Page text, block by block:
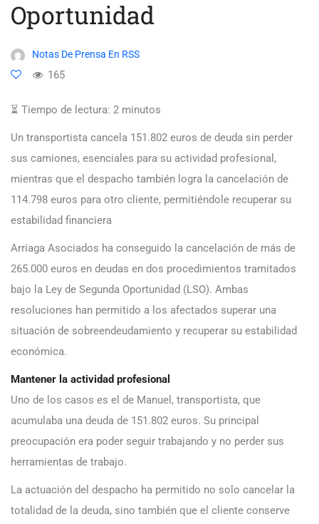
Oportunidad
Notas De Prensa En RSS
165
⏳ Tiempo de lectura: 2 minutos
Un transportista cancela 151.802 euros de deuda sin perder
sus camiones, esenciales para su actividad profesional,
mientras que el despacho también logra la cancelación de
114.798 euros para otro cliente, permitiéndole recuperar su
estabilidad financiera
Arriaga Asociados ha conseguido la cancelación de más de
265.000 euros en deudas en dos procedimientos tramitados
bajo la Ley de Segunda Oportunidad (LSO). Ambas
resoluciones han permitido a los afectados superar una
situación de sobreendeudamiento y recuperar su estabilidad
económica.
Mantener la actividad profesional
Uno de los casos es el de Manuel, transportista, que
acumulaba una deuda de 151.802 euros. Su principal
preocupación era poder seguir trabajando y no perder sus
herramientas de trabajo.
La actuación del despacho ha permitido no solo cancelar la
totalidad de la deuda, sino también que el cliente conserve